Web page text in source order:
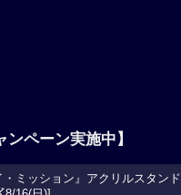
ンペーン実施中】
・ミッション』アクリルスタンド